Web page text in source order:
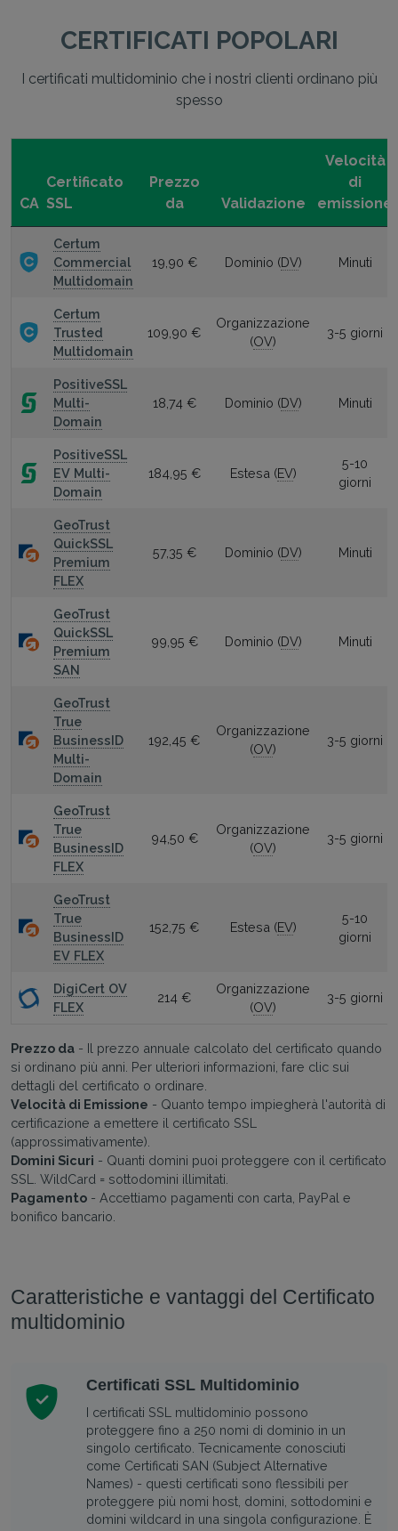
CERTIFICATI POPOLARI
I certificati multidominio che i nostri clienti ordinano più
spesso
CA
Certificato
SSL
Prezzo
da
Validazione
Velocità
di
emissione
Certum
Commercial
Multidomain
19,90 € Dominio (DV) Minuti
Certum
Trusted
Multidomain
109,90 €
Organizzazione
(OV)
3-5 giorni
PositiveSSL
Multi-
Domain
18,74 € Dominio (DV) Minuti
PositiveSSL
EV Multi-
Domain
184,95 € Estesa (EV)
5-10
giorni
GeoTrust
QuickSSL
Premium
FLEX
57,35 € Dominio (DV) Minuti
GeoTrust
QuickSSL
Premium
SAN
99,95 € Dominio (DV) Minuti
GeoTrust
True
BusinessID
Multi-
Domain
192,45 €
Organizzazione
(OV)
3-5 giorni
GeoTrust
True
BusinessID
FLEX
94,50 €
Organizzazione
(OV)
3-5 giorni
GeoTrust
True
BusinessID
EV FLEX
152,75 € Estesa (EV)
5-10
giorni
DigiCert OV
FLEX
214 €
Organizzazione
(OV)
3-5 giorni
Prezzo da - Il prezzo annuale calcolato del certificato quando
si ordinano più anni. Per ulteriori informazioni, fare clic sui
dettagli del certificato o ordinare.
Velocità di Emissione - Quanto tempo impiegherà l'autorità di
certificazione a emettere il certificato SSL
(approssimativamente).
Domini Sicuri - Quanti domini puoi proteggere con il certificato
SSL. WildCard = sottodomini illimitati.
Pagamento - Accettiamo pagamenti con carta, PayPal e
bonifico bancario.
Caratteristiche e vantaggi del Certificato
multidominio
Certificati SSL Multidominio
I certificati SSL multidominio possono
proteggere fino a 250 nomi di dominio in un
singolo certificato. Tecnicamente conosciuti
come Certificati SAN (Subject Alternative
Names) - questi certificati sono flessibili per
proteggere più nomi host, domini, sottodomini e
domini wildcard in una singola configurazione. È